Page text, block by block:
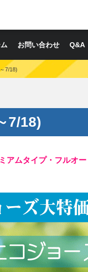
お問い合わせ Q&A
7/18)
7/18)
アムタイプ・フルオ